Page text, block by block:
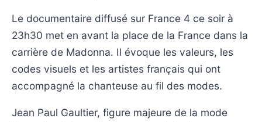
Le documentaire diffusé sur France 4 ce soir à
23h30 met en avant la place de la France dans la
carrière de Madonna. Il évoque les valeurs, les
codes visuels et les artistes français qui ont
accompagné la chanteuse au fil des modes.
Jean Paul Gaultier, figure majeure de la mode